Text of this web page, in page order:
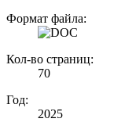
Формат файла:
Кол-во страниц:
70
Год:
2025